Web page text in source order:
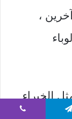
،
الخبراء